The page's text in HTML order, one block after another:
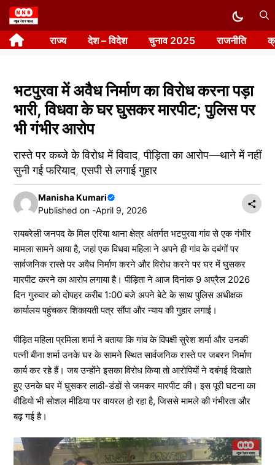
Skip
to
content राज्य देश – विदेश चुनाव 2025 राजनीति
भटपुरवा में अवैध निर्माण का विरोध करना पड़ा
भारी, विधवा के घर घुसकर मारपीट; पुलिस पर
भी गंभीर आरोप
रास्ते पर कब्जे के विरोध में विवाद, पीड़िता का आरोप—थाने में नहीं
सुनी गई फरियाद, एसपी से लगाई गुहार
Manisha Kumari
Published on -April 9, 2026
रायबरेली जनपद के मिल एरिया थाना क्षेत्र अंतर्गत भटपुरवा गांव से एक गंभीर
मामला सामने आया है, जहां एक विधवा महिला ने अपने ही गांव के दबंगों पर
सार्वजनिक रास्ते पर अवैध निर्माण करने और विरोध करने पर घर में घुसकर
मारपीट करने का आरोप लगाया है। पीड़िता ने आज दिनांक 9 अप्रैल 2026
दिन गुरुवार को दोपहर करीब 1:00 बजे अपने बेटे के साथ पुलिस अधीक्षक
कार्यालय पहुंचकर शिकायती पत्र सौंपा और न्याय की गुहार लगाई।
पीड़ित महिला प्रमिला शर्मा ने बताया कि गांव के विपक्षी सुरेश शर्मा और उनकी
पत्नी बीना शर्मा उनके घर के सामने स्थित सार्वजनिक रास्ते पर जबरन निर्माण
कार्य कर रहे हैं। जब उन्होंने इसका विरोध किया तो आरोपियों ने दबंगई दिखाते
हुए उनके घर में घुसकर लाठी-डंडों से जमकर मारपीट की। इस पूरी घटना का
वीडियो भी सोशल मीडिया पर वायरल हो रहा है, जिससे मामले की गंभीरता और
बढ़ गई है।